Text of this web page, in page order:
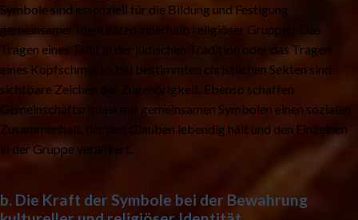
Symbole sind essenziell für die Bildung und Festigung
gemeinsamer Identitäten innerhalb religiöser Gruppen. Das
Tragen eines Tallit in der jüdischen Tradition oder das Tragen
eines Kopfschmucks bei bestimmten christlichen Sekten sind
sichtbare Zeichen der Zugehörigkeit. Ebenso schaffen
Gemeinschaftsrituale mit gemeinsamen Symbolen einen sozialen
Zusammenhalt, der den Glauben lebendig hält und den Einzelnen
in der Gruppe verankert.
b. Die Kraft der Symbole bei der Bewahrung